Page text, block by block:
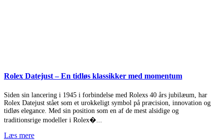
Rolex Datejust – En tidløs klassikker med momentum
Siden sin lancering i 1945 i forbindelse med Rolexs 40 års jubilæum, har
Rolex Datejust stået som et urokkeligt symbol på præcision, innovation og
tidløs elegance. Med sin position som en af de mest alsidige og
traditionsrige modeller i Rolex�...
Læs mere